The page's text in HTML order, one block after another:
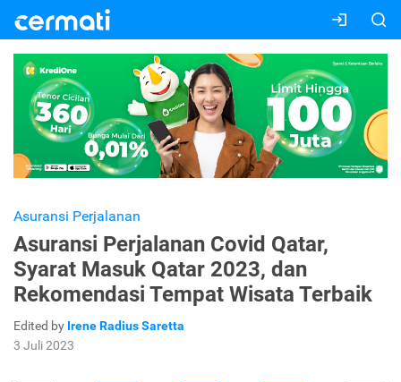
Asuransi Perjalanan
Asuransi Perjalanan Covid Qatar,
Syarat Masuk Qatar 2023, dan
Rekomendasi Tempat Wisata Terbaik
Edited by Irene Radius Saretta
3 Juli 2023